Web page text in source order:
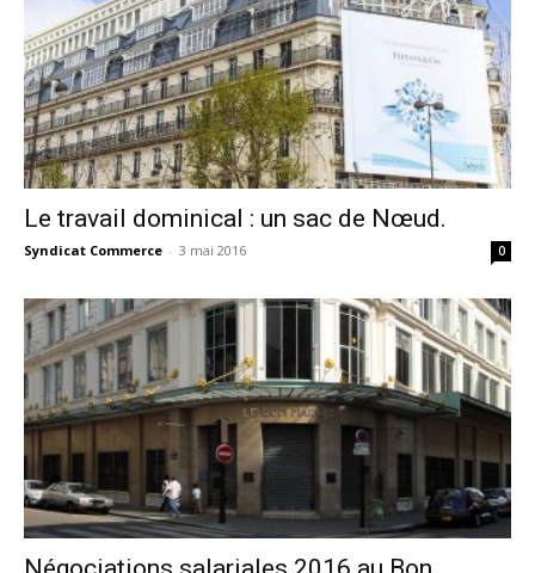
Le travail dominical : un sac de Nœud.
Syndicat Commerce - 3 mai 2016 0